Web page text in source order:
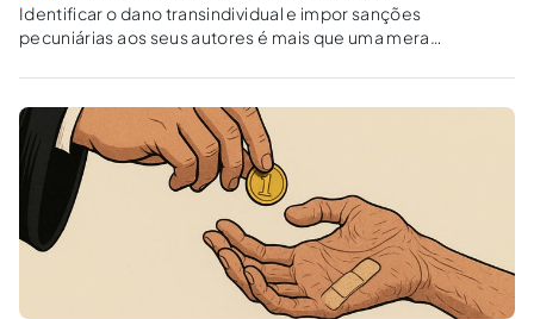
Identificar o dano transindividual e impor sanções
pecuniárias aos seus autores é mais que uma mera
prevalecer a justiça e, acima de tudo, fortalecer no cidadão a
presença do Estado e a crença na ordem jurídica.